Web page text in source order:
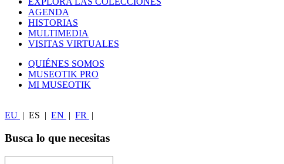
AGENDA
HISTORIAS
MULTIMEDIA
VISITAS VIRTUALES
QUIÉNES SOMOS
MUSEOTIK PRO
MI MUSEOTIK
EU ES EN FR
Busca lo que necesitas